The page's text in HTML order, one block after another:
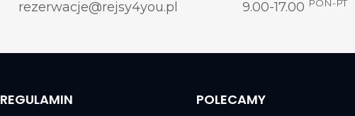
rezerwacje@rejsy4you.pl
9.00-17.00 PON-PT
REGULAMIN POLECAMY